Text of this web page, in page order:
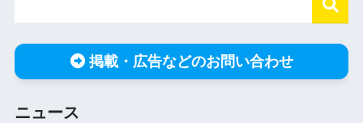
掲載・広告などのお問い合わせ
ニュース